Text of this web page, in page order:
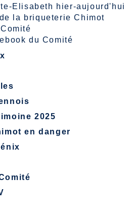
Elisabeth hier-aujourd'hui
la briqueterie Chimot
du Comité
2025
en danger